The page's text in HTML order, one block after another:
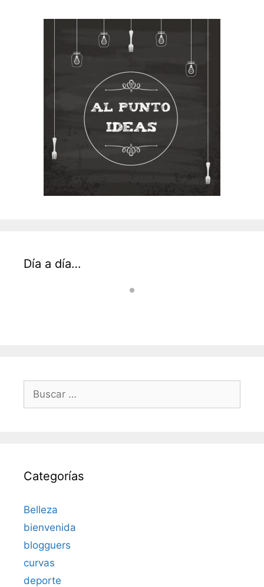
Día a día…
Categorías
Belleza
bienvenida
blogguers
curvas
deporte